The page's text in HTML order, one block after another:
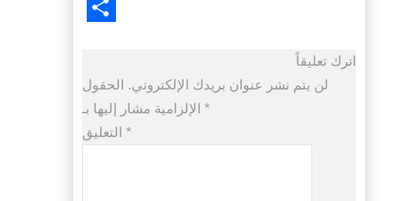
WhatsApp
اترك تعليقاً
لن يتم نشر عنوان بريدك الإلكتروني. الحقول
*
*